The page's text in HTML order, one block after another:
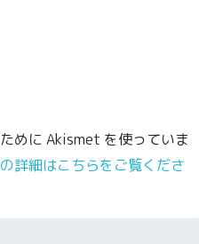
めに Akismet を使っていま
詳細はこちらをご覧くださ